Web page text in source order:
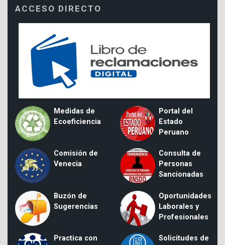
ACCESO DIRECTO
Medidas de
Ecoeficiencia
Portal del
Estado
Peruano
Comisión de
Venecia
Consulta de
Personas
Sancionadas
Buzón de
Sugerencias
Oportunidades
Laborales y
Profesionales
Practica con
Solicitudes de